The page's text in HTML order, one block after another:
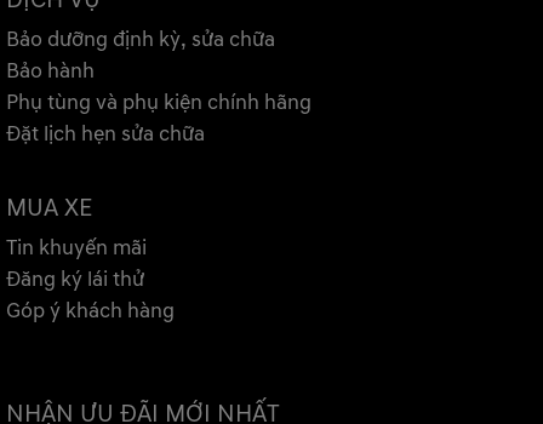
Bảo dưỡng định kỳ, sửa chữa
Bảo hành
Phụ tùng và phụ kiện chính hãng
Đặt lịch hẹn sửa chữa
MUA XE
Tin khuyến mãi
Đăng ký lái thử
Góp ý khách hàng
NHẬN ƯU ĐÃI MỚI NHẤT